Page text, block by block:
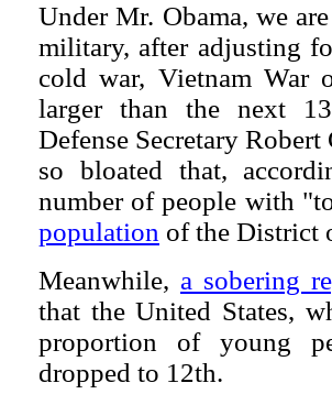
Under Mr. Obama, we
military, after adjusting
cold war, Vietnam War
larger than the next
Defense Secretary
so bloated that,
number of people with
population of the District
Meanwhile, a sobering
that the United States,
proportion of young
dropped to 12th.